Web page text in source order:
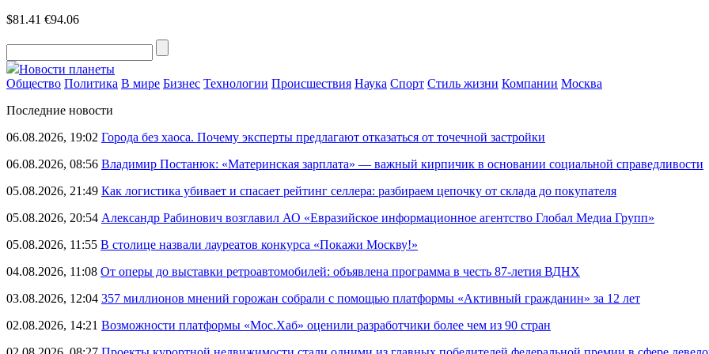
$81.41 €94.06
Новости планеты
Общество Политика В мире Бизнес Технологии Происшествия Наука Спорт Стиль жизни Компании Москва
Последние новости
06.08.2026, 19:02 Города без хаоса. Почему эксперты предлагают отказаться от точечной застройки
06.08.2026, 08:56 Владимир Постанюк: «Материнская зарплата» — важный кирпичик в основании социальной справедливости
05.08.2026, 21:49 Как логистика убивает и спасает рейтинг селлера: разбираем цепочку от склада до покупателя
05.08.2026, 20:54 Александр Рабинович возглавил АО «Евразийское информационное агентство Глобал Медиа Групп»
05.08.2026, 11:55 В столице назвали лауреатов конкурса «Покажи Москву!»
04.08.2026, 11:08 От оперы до выставки ретроавтомобилей: объявлена программа в честь 87-летия ВДНХ
03.08.2026, 12:04 357 миллионов мнений горожан собрали с помощью платформы «Активный гражданин» за 12 лет
02.08.2026, 14:21 Возможности платформы «Мос.Хаб» оценили разработчики более чем из 90 стран